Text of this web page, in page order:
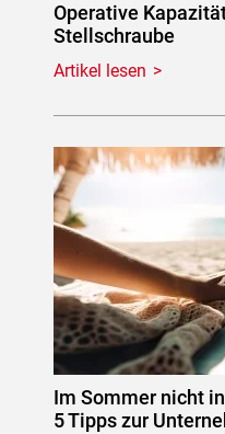
Operative
Stellschraube
Artikel lesen
Im Sommer nicht
5 Tipps zur